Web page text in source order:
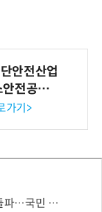
안전산업
전공사
가기>
당 72회 꼴